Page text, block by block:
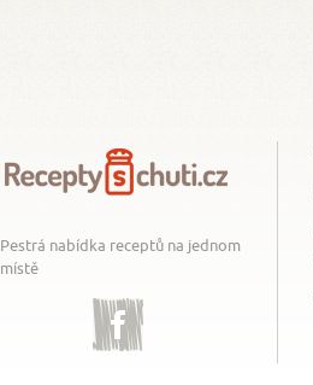
Pestrá nabídka receptů na jednom
místě
Facebook